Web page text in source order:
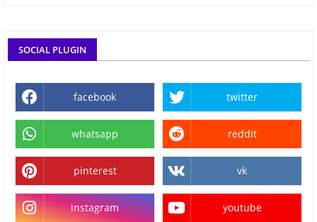
SOCIAL PLUGIN
facebook twitter
whatsapp reddit
pinterest vk
instagram youtube